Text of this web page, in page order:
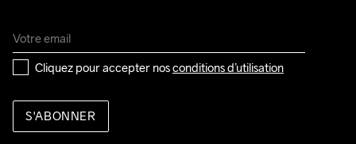
Cliquez pour accepter nos conditions d’utilisation
S'ABONNER